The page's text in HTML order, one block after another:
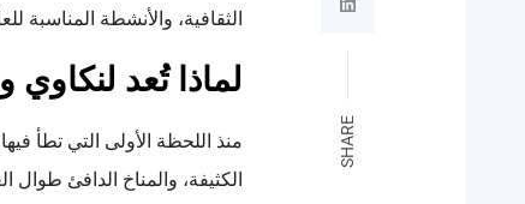
SHARE
الثقافية، والأنشطة المناسبة
لماذا تُعد لنكاوي
منذ اللحظة الأولى التي تطأ
الكثيفة، والمناخ الدافئ طوال